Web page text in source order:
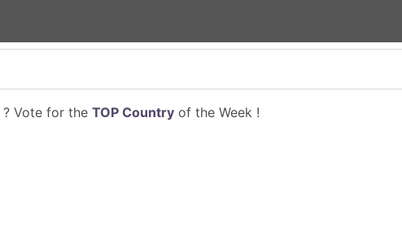
? Vote for the TOP Countryof the Week !